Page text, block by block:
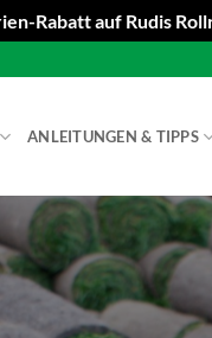
Rabatt auf Rudis
ANLEITUNGEN & TIPPS